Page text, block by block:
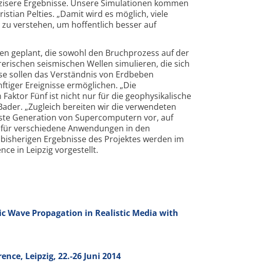
Ergebnisse. Unsere Simulationen kommen
Pelties. „Damit wird es möglich, viele
verstehen, um hoffentlich besser auf
geplant, die sowohl den Bruchprozess auf der
seismischen Wellen simulieren, die sich
sollen das Verständnis von Erdbeben
Ereignisse ermöglichen. „Die
Fünf ist nicht nur für die geophysikalische
„Zugleich bereiten wir die verwendeten
Generation von Supercomputern vor, auf
verschiedene Anwendungen in den
Ergebnisse des Projektes werden im
in Leipzig vorgestellt.
Wave Propagation in Realistic Media with
Leipzig, 22.-26 Juni 2014